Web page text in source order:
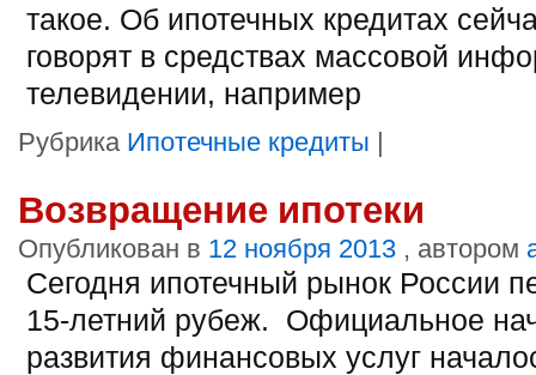
такое. Об ипотечных кредитах
говорят в средствах массовой
телевидении, например
Рубрика Ипотечные кредиты |
Возвращение ипотеки
Опубликован в 12 ноября 2013 , автором
Сегодня ипотечный рынок России
15-летний рубеж. Официальное
развития финансовых услуг